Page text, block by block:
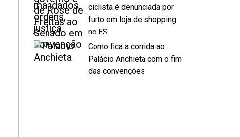
ciclista é denunciada por
furto em loja de shopping
no ES
Como fica a corrida ao
Palácio Anchieta com o fim
das convenções